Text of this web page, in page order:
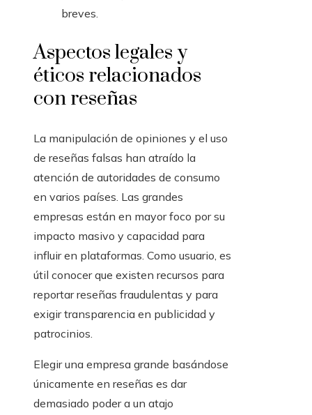
breves.
Aspectos legales y
éticos relacionados
con reseñas
La manipulación de opiniones y el uso
de reseñas falsas han atraído la
atención de autoridades de consumo
en varios países. Las grandes
empresas están en mayor foco por su
impacto masivo y capacidad para
influir en plataformas. Como usuario, es
útil conocer que existen recursos para
reportar reseñas fraudulentas y para
exigir transparencia en publicidad y
patrocinios.
Elegir una empresa grande basándose
únicamente en reseñas es dar
demasiado poder a un atajo